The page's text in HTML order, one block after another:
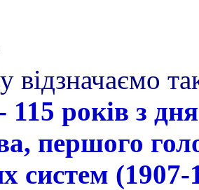
115 років з
першого
систем (1907-